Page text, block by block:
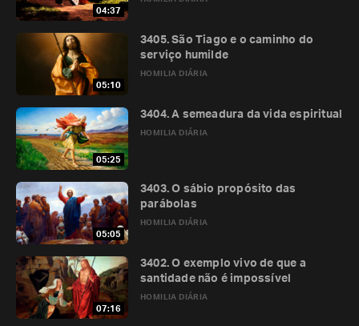
04:37
05:10
HOMILIA DIÁRIA
3405. São Tiago e o caminho do
serviço humilde
05:25
HOMILIA DIÁRIA
3404. A semeadura da vida espiritual
05:05
HOMILIA DIÁRIA
3403. O sábio propósito das
parábolas
07:16
HOMILIA DIÁRIA
3402. O exemplo vivo de que a
santidade não é impossível